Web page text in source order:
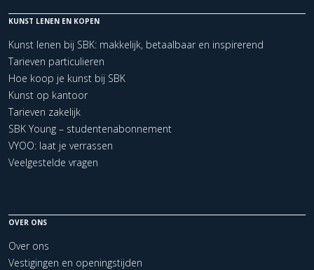
Kerncollectie
1 items. Pagina: 1
KUNST LENEN EN KOPEN
Kunst lenen bij SBK: makkelijk, betaalbaar en inspirerend
Tarieven particulieren
Hoe koop je kunst bij SBK
Kunst op kantoor
Tarieven zakelijk
SBK Young – studentenabonnement
VYOO: laat je verrassen
Veelgestelde vragen
OVER ONS
Over ons
Vestigingen en openingstijden